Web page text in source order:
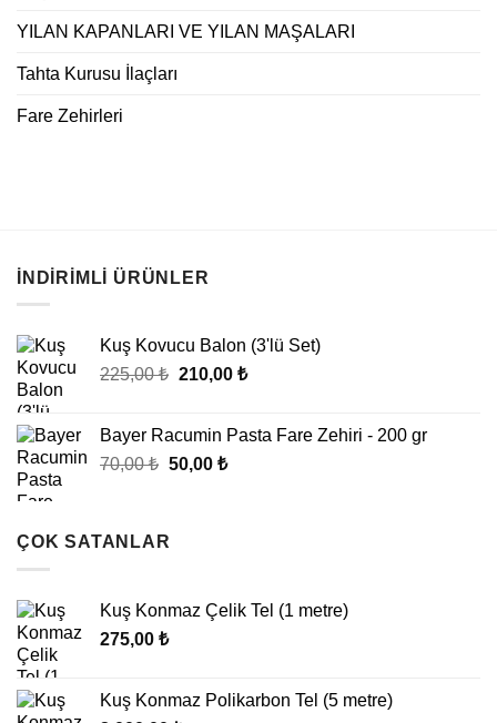
YILAN KAPANLARI VE YILAN MAŞALARI
Tahta Kurusu İlaçları
Fare Zehirleri
İNDIRIMLI ÜRÜNLER
Kuş Kovucu Balon (3'lü Set)
225,00₺ Orijinal
210,00 ₺Şu
210,00 ₺.
Bayer Racumin Pasta Fare Zehiri - 200 gr
70,00₺ Orijinal
50,00 ₺Şu
ÇOK SATANLAR
Kuş Konmaz Çelik Tel (1 metre)
275,00 ₺
Kuş Konmaz Polikarbon Tel (5 metre)